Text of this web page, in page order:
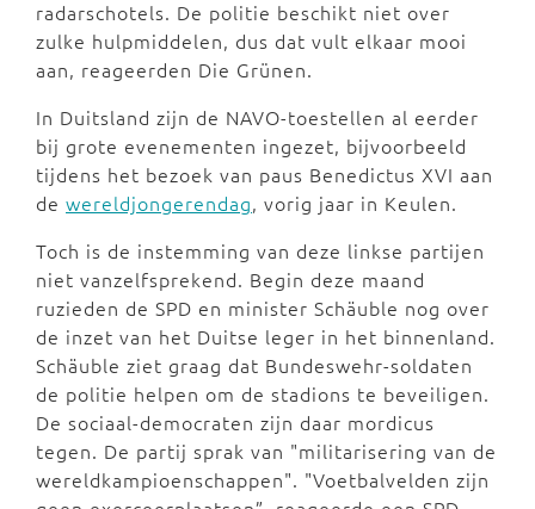
radarschotels. De politie beschikt niet over
zulke hulpmiddelen, dus dat vult elkaar mooi
aan, reageerden Die Grünen.
In Duitsland zijn de NAVO-toestellen al eerder
bij grote evenementen ingezet, bijvoorbeeld
tijdens het bezoek van paus Benedictus XVI aan
de wereldjongerendag, vorig jaar in Keulen.
Toch is de instemming van deze linkse partijen
niet vanzelfsprekend. Begin deze maand
ruzieden de SPD en minister Schäuble nog over
de inzet van het Duitse leger in het binnenland.
Schäuble ziet graag dat Bundeswehr-soldaten
de politie helpen om de stadions te beveiligen.
De sociaal-democraten zijn daar mordicus
tegen. De partij sprak van "militarisering van de
wereldkampioenschappen". "Voetbalvelden zijn